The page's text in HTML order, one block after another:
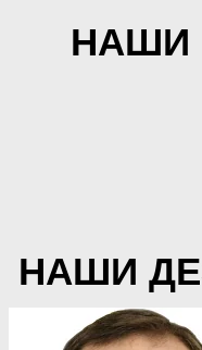
НАШИ
НАШИ